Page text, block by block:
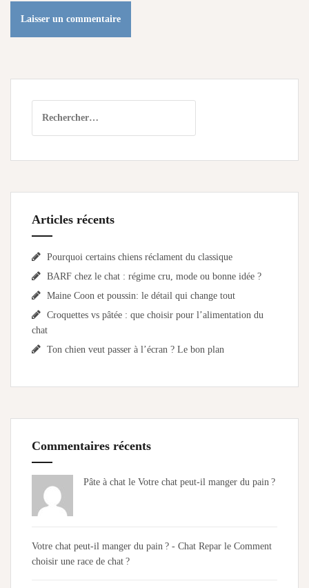
Articles récents
Pourquoi certains chiens réclament du classique
BARF chez le chat : régime cru, mode ou bonne idée ?
Maine Coon et poussin: le détail qui change tout
Croquettes vs pâtée : que choisir pour l’alimentation du
chat
Ton chien veut passer à l’écran ? Le bon plan
Commentaires récents
Pâte à chat le Votre chat peut-il manger du pain ?
Votre chat peut-il manger du pain ? - Chat Repar le Comment
choisir une race de chat ?